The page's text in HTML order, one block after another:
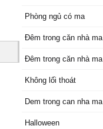
Phòng ngủ có ma
Đêm trong căn nhà ma
Đêm trong căn nhà ma
Không lối thoát
Dem trong can nha ma
Halloween